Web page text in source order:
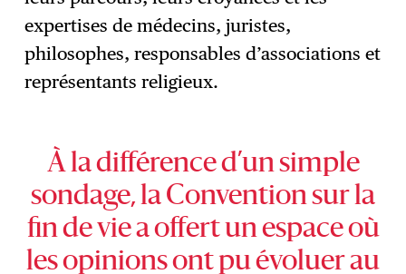
expertises de médecins, juristes,
philosophes, responsables d’associations et
représentants religieux.
À la différence d’un simple
sondage, la Convention sur la
fin de vie a offert un espace où
les opinions ont pu évoluer au